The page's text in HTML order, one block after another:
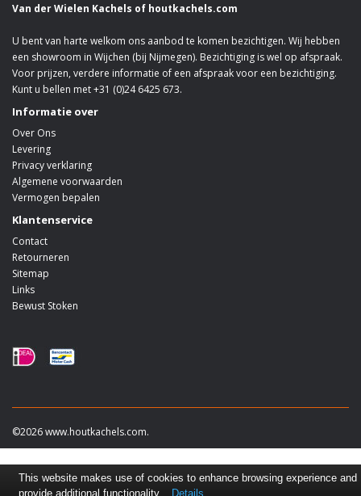
Van der Wielen Kachels of houtkachels.com
U bent van harte welkom ons aanbod te komen bezichtigen. Wij hebben
een showroom in Wijchen (bij Nijmegen). Bezichtiging is wel op afspraak.
Voor prijzen, verdere informatie of een afspraak voor een bezichtiging.
Kunt u bellen met +31 (0)24 6425 673.
Informatie over
Over Ons
Levering
Privacy verklaring
Algemene voorwaarden
Vermogen bepalen
Klantenservice
Contact
Retourneren
Sitemap
Links
Bewust Stoken
©2026 www.houtkachels.com.
This website makes use of cookies to enhance browsing experience and
provide additional functionality.
Details